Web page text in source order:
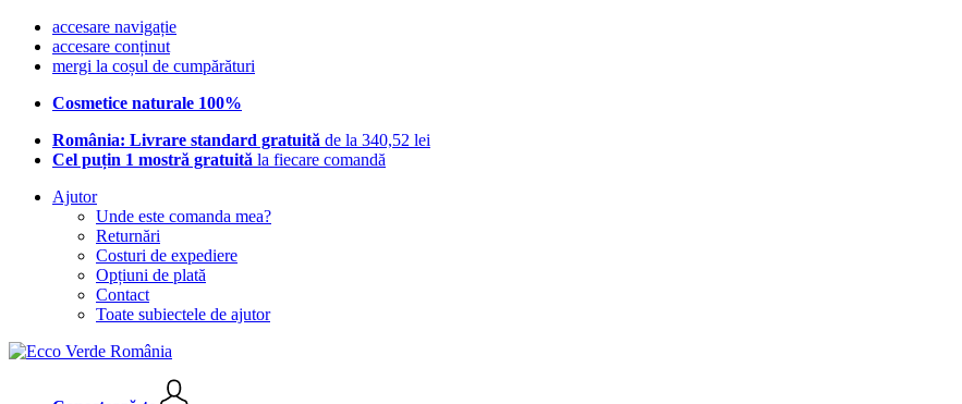
accesare navigație
accesare conținut
mergi la coșul de cumpărături
Cosmetice naturale 100%
România: Livrare standard gratuită de la 340,52 lei
Cel puțin 1 mostră gratuită la fiecare comandă
Ajutor
Unde este comanda mea?
Returnări
Costuri de expediere
Opțiuni de plată
Contact
Toate subiectele de ajutor